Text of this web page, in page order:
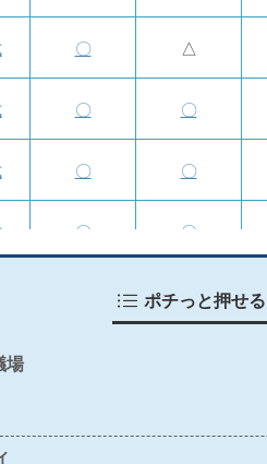
〇 △
〇 〇
〇 〇
〇 〇
ポチっと押せ
場